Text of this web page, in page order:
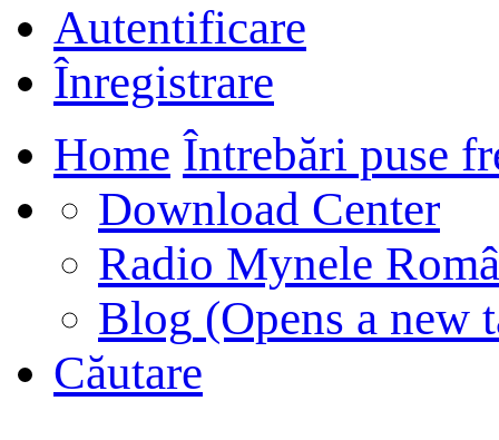
Autentificare
Înregistrare
Home Întrebări puse
Download Center
Radio Mynele
Blog (Opens a new
Căutare